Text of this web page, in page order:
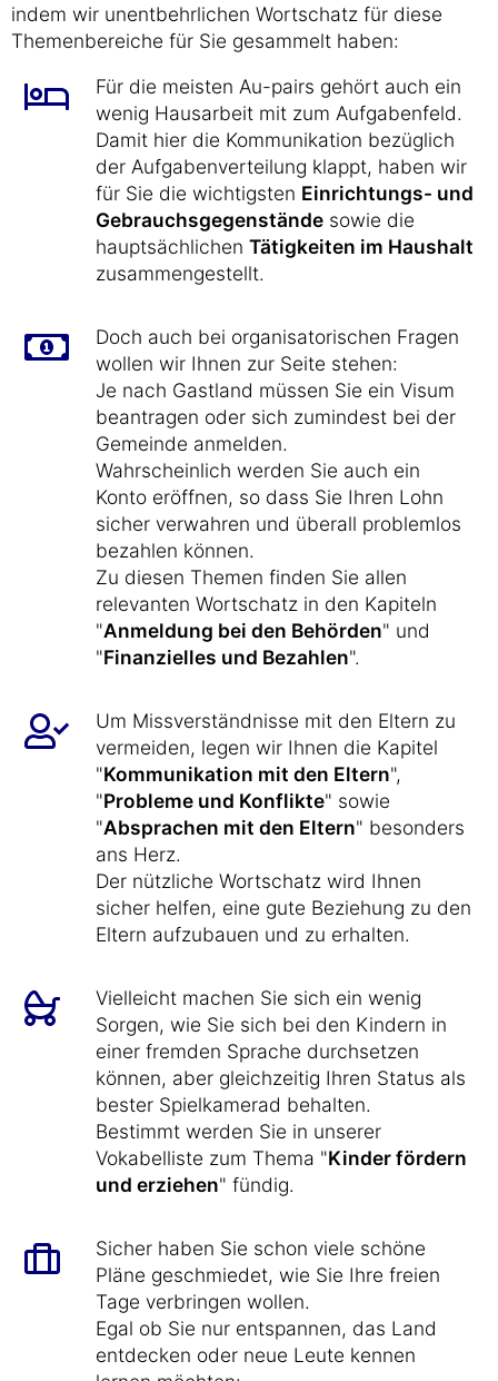
indem wir unentbehrlichen Wortschatz für diese
Themenbereiche für Sie gesammelt haben:
Für die meisten Au-pairs gehört auch ein
wenig Hausarbeit mit zum Aufgabenfeld.
Damit hier die Kommunikation bezüglich
der Aufgabenverteilung klappt, haben wir
für Sie die wichtigsten Einrichtungs- und
Gebrauchsgegenstände sowie die
hauptsächlichen Tätigkeiten im Haushalt
zusammengestellt.
Doch auch bei organisatorischen Fragen
wollen wir Ihnen zur Seite stehen:
Je nach Gastland müssen Sie ein Visum
beantragen oder sich zumindest bei der
Gemeinde anmelden.
Wahrscheinlich werden Sie auch ein
Konto eröffnen, so dass Sie Ihren Lohn
sicher verwahren und überall problemlos
bezahlen können.
Zu diesen Themen finden Sie allen
relevanten Wortschatz in den Kapiteln
"Anmeldung bei den Behörden" und
"Finanzielles und Bezahlen".
Um Missverständnisse mit den Eltern zu
vermeiden, legen wir Ihnen die Kapitel
"Kommunikation mit den Eltern",
"Probleme und Konflikte" sowie
"Absprachen mit den Eltern" besonders
ans Herz.
Der nützliche Wortschatz wird Ihnen
sicher helfen, eine gute Beziehung zu den
Eltern aufzubauen und zu erhalten.
Vielleicht machen Sie sich ein wenig
Sorgen, wie Sie sich bei den Kindern in
einer fremden Sprache durchsetzen
können, aber gleichzeitig Ihren Status als
bester Spielkamerad behalten.
Bestimmt werden Sie in unserer
Vokabelliste zum Thema "Kinder fördern
und erziehen" fündig.
Sicher haben Sie schon viele schöne
Pläne geschmiedet, wie Sie Ihre freien
Tage verbringen wollen.
Egal ob Sie nur entspannen, das Land
entdecken oder neue Leute kennen